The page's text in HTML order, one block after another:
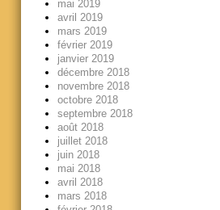
mai 2019
avril 2019
mars 2019
février 2019
janvier 2019
décembre 2018
novembre 2018
octobre 2018
septembre 2018
août 2018
juillet 2018
juin 2018
mai 2018
avril 2018
mars 2018